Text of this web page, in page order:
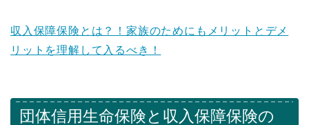
収入保障保険とは？！家族のためにもメリットとデメ
リットを理解して入るべき！
団体信用生命保険と収入保障保険の